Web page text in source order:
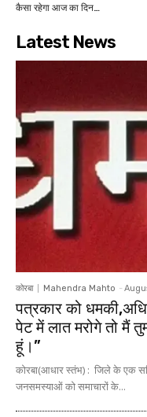
कैसा रहेगा आज का दिन…
Latest News
कोरबा Mahendra Mahto -
पत्रकार को
पेट में लात मरोगे तो मैं
हूं।”
कोरबा(आधार स्तंभ) : जिले के एक
जनसमस्याओं को समाचारों के...